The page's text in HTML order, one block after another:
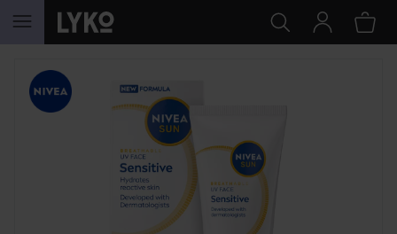
HOPPA TILL INNEHÅLLET
HOPPA ÖVER SEKTIONEN